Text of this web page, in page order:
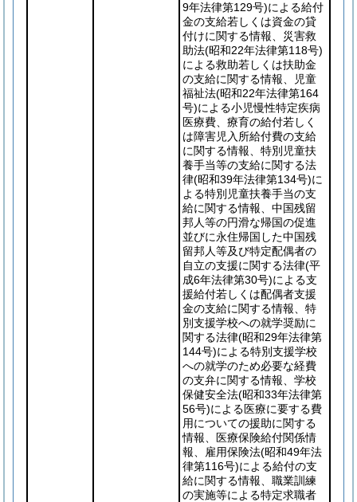
9年法律第129号)による給付
金の支給若しくは資金の貸
付けに関する情報、災害救
助法(昭和22年法律第118号)
による救助若しくは扶助金
の支給に関する情報、児童
福祉法(昭和22年法律第164
号)による小児慢性特定疾病
医療費、療育の給付若しく
は障害児入所給付費の支給
に関する情報、特別児童扶
養手当等の支給に関する法
律(昭和39年法律第134号)に
よる特別児童扶養手当の支
給に関する情報、中国残留
邦人等の円滑な帰国の促進
並びに永住帰国した中国残
留邦人等及び特定配偶者の
自立の支援に関する法律(平
成6年法律第30号)による支
援給付若しくは配偶者支援
金の支給に関する情報、特
別支援学校への就学奨励に
関する法律(昭和29年法律第
144号)による特別支援学校
への就学のため必要な経費
の支弁に関する情報、学校
保健安全法(昭和33年法律第
56号)による医療に要する費
用についての援助に関する
情報、医療保険給付関係情
報、雇用保険法(昭和49年法
律第116号)による給付の支
給に関する情報、職業訓練
の実施等による特定求職者